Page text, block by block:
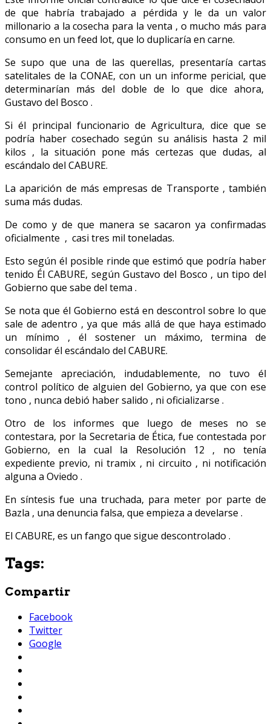
de que habría trabajado a pérdida y le da un valor
millonario a la cosecha para la venta , o mucho más para
consumo en un feed lot, que lo duplicaría en carne.
Se supo que una de las querellas, presentaría cartas
satelitales de la CONAE, con un un informe pericial, que
determinarían más del doble de lo que dice ahora,
Gustavo del Bosco .
Si él principal funcionario de Agricultura, dice que se
podría haber cosechado según su análisis hasta 2 mil
kilos , la situación pone más certezas que dudas, al
escándalo del CABURE.
La aparición de más empresas de Transporte , también
suma más dudas.
De como y de que manera se sacaron ya confirmadas
oficialmente , casi tres mil toneladas.
Esto según él posible rinde que estimó que podría haber
tenido Él CABURE, según Gustavo del Bosco , un tipo del
Gobierno que sabe del tema .
Se nota que él Gobierno está en descontrol sobre lo que
sale de adentro , ya que más allá de que haya estimado
un mínimo , él sostener un máximo, termina de
consolidar él escándalo del CABURE.
Semejante apreciación, indudablemente, no tuvo él
control político de alguien del Gobierno, ya que con ese
tono , nunca debió haber salido , ni oficializarse .
Otro de los informes que luego de meses no se
contestara, por la Secretaria de Ética, fue contestada por
Gobierno, en la cual la Resolución 12 , no tenía
expediente previo, ni tramix , ni circuito , ni notificación
alguna a Oviedo .
En síntesis fue una truchada, para meter por parte de
Bazla , una denuncia falsa, que empieza a develarse .
El CABURE, es un fango que sigue descontrolado .
Tags:
Compartir
Facebook
Twitter
Google